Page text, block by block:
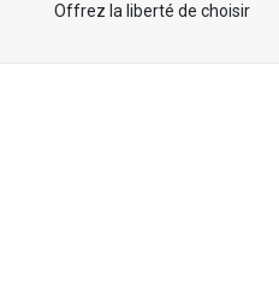
Offrez la liberté de choisir